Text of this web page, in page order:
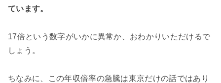
ています。
17倍という数字がいかに異常か、おわかりいただけるで
しょう。
ちなみに、この年収倍率の急騰は東京だけの話ではあり